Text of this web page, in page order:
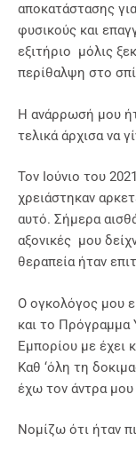
αποκατάστασης
φυσικούς και
εξιτήριο μόλις
περίθαλψη στο
Η ανάρρωσή μου
τελικά άρχισα να
Τον Ιούνιο του
χρειάστηκαν
αυτό. Σήμερα
αξονικές μου
θεραπεία ήταν
Ο ογκολόγος μου
και το Πρόγραμμα
Εμπορίου με έχει
Καθ ‘όλη τη
έχω τον άντρα
Νομίζω ότι ήταν